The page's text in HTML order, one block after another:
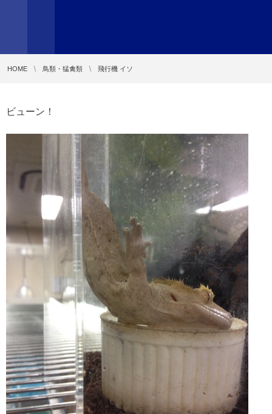
HOME 鳥類・猛禽類 飛行機 イソ
ビューン！